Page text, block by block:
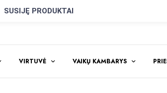
VIRTUVĖ VAIKŲ KAMBARYS
SUSIJĘ PRODUKTAI